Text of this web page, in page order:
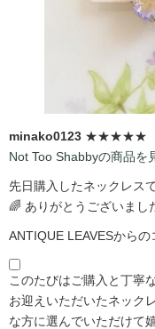
minako0123 ★★★★★
Not Too Shabbyの商品を
先日購入したネックレス
🌈 ありがとうございまし
ANTIQUE LEAVESからの
このたびはご購入と丁寧
お迎えいただいたネック
な方に選んでいただけて